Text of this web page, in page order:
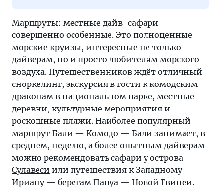
Маршруты: местные дайв-сафари —
совершенно особенные. Это полноценные
морские круизы, интересные не только
дайверам, но и просто любителям морского
воздуха. Путешественников ждёт отличный
сноркелинг, экскурсия в гости к комодским
драконам в национальном парке, местные
деревни, культурные мероприятия и
роскошные пляжи. Наиболее популярный
маршрут Бали — Комодо — Бали занимает, в
среднем, неделю, а более опытным дайверам
можно рекомендовать сафари у острова
Сулавеси или путешествия к Западному
Ириану — берегам Папуа — Новой Гвинеи.